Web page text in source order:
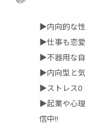
▶︎内向的な
▶︎仕事も恋
▶︎不器用な
▶︎内向型と
▶︎ストレス0
▶︎起業や心
信中!!